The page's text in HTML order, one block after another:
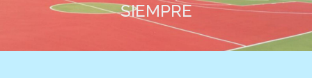
SIEMPRE